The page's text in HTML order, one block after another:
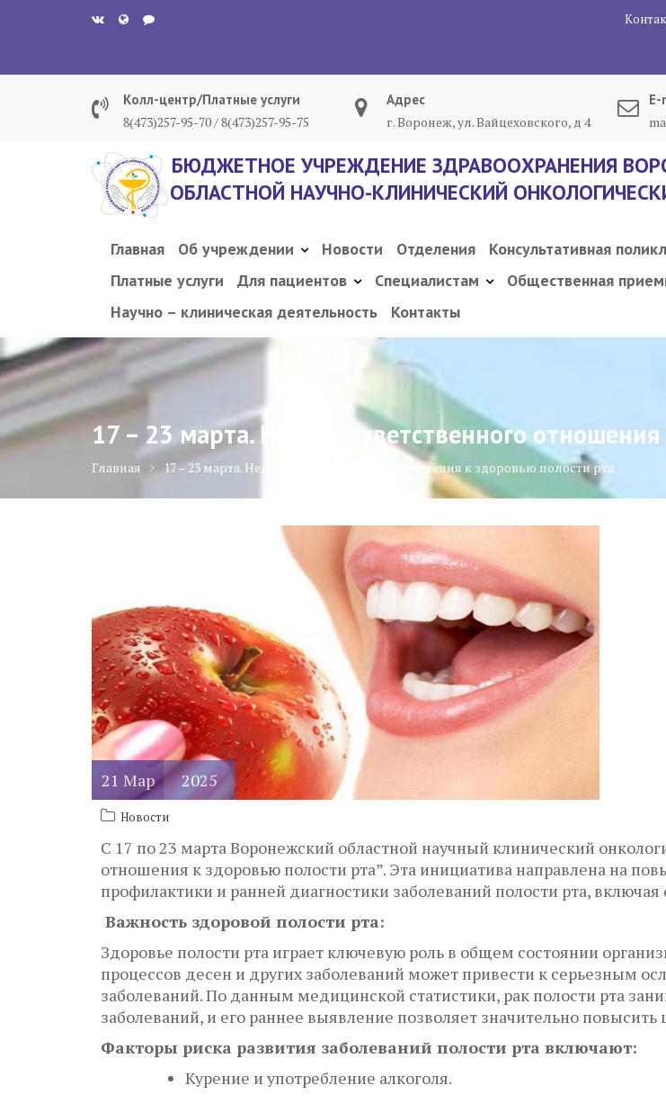
Колл-центр/Платные услуги
8(473)257-95-70 / 8(473)257-95-75
Адрес
г. Воронеж, ул. Вайцеховского, д 4
E-
БЮДЖЕТНОЕ УЧРЕЖДЕНИЕ ЗДРАВООХРАНЕНИЯ
ОБЛАСТНОЙ НАУЧНО-КЛИНИЧЕСКИЙ
Главная Об учреждении Новости Отделения Консультативная
Платные услуги
Для пациентов Специалистам Общественная
Научно – клиническая деятельность
Контакты
17 – 23 марта. Неделя ответственного
Главная 17 – 23 марта. Неделя ответственного отношения к здоровью полости рта
21 Мар 2025
Новости
С 17 по 23 марта Воронежский областной научный клинический
отношения к здоровью полости рта”. Эта инициатива направлена на
профилактики и ранней диагностики заболеваний полости рта, включая
Важность здоровой полости рта:
Здоровье полости рта играет ключевую роль в общем состоянии
процессов десен и других заболеваний может привести к серьезным
заболеваний. По данным медицинской статистики, рак полости рта
заболеваний, и его раннее выявление позволяет значительно
Факторы риска развития заболеваний полости рта включают:
Курение и употребление алкоголя.